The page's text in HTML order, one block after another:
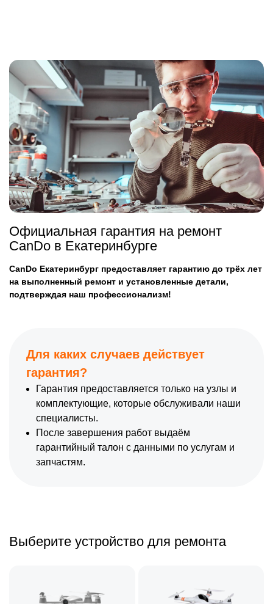
Официальная гарантия на ремонт
CanDo в Екатеринбурге
CanDo Екатеринбург предоставляет гарантию до трёх лет
на выполненный ремонт и установленные детали,
подтверждая наш профессионализм!
Для каких случаев действует
гарантия?
Гарантия предоставляется только на узлы и
комплектующие, которые обслуживали наши
специалисты.
После завершения работ выдаём
гарантийный талон с данными по услугам и
запчастям.
Выберите устройство для ремонта